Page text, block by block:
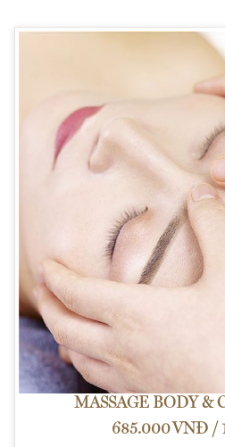
MASSAGE BODY &
685.000 VNĐ /